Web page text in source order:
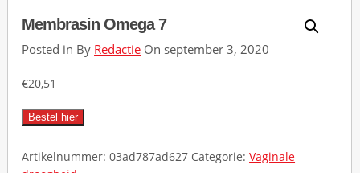
Membrasin Omega 7
Posted in By Redactie On september 3, 2020
€20,51
Bestel hier
Artikelnummer:03ad787ad627 Categorie:Vaginale